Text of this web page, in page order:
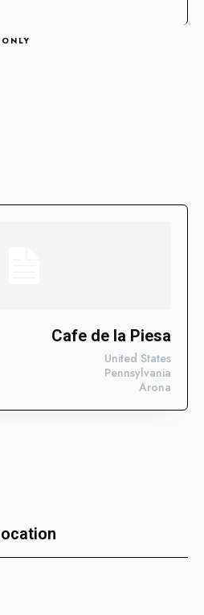
+100 enlaces de alta autoridad
Cafe de la Piesa
Arona
Pennsylvania
United States